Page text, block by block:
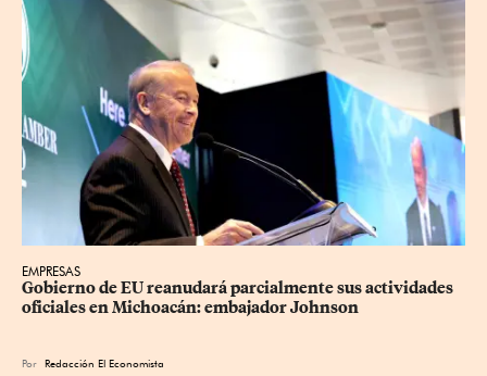
EMPRESAS
Gobierno de EU reanudará parcialmente sus actividades
oficiales en Michoacán: embajador Johnson
Por Redacción El Economista